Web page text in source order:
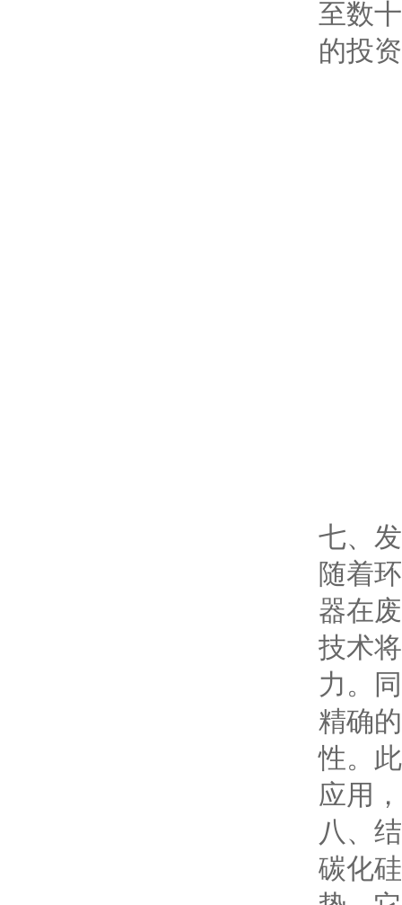
至数
的投
七、
随着
器在
技术
力。
精确
性。
应用
八、
碳化